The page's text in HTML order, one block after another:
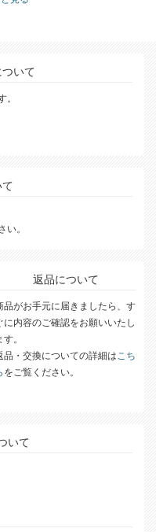
いて
。
い。
返品について
品がお手元に届きましたら、す
に内容のご確認をお願いいたし
す。
品・交換についての詳細は こち
をご覧ください。
いて